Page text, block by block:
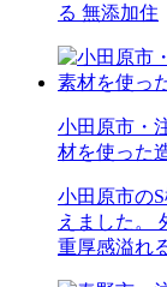
る 無添加住
小田原市・
材を使った
小田原市の
えました。
重厚感溢れ